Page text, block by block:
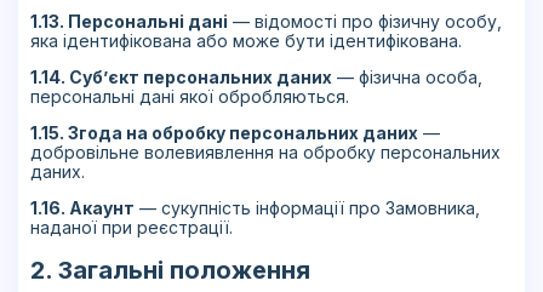
1.13. Персональні дані — відомості про фізичну особу,
яка ідентифікована або може бути ідентифікована.
1.14. Суб’єкт персональних даних — фізична особа,
персональні дані якої обробляються.
1.15. Згода на обробку персональних даних —
добровільне волевиявлення на обробку персональних
даних.
1.16. Акаунт — сукупність інформації про Замовника,
наданої при реєстрації.
2. Загальні положення